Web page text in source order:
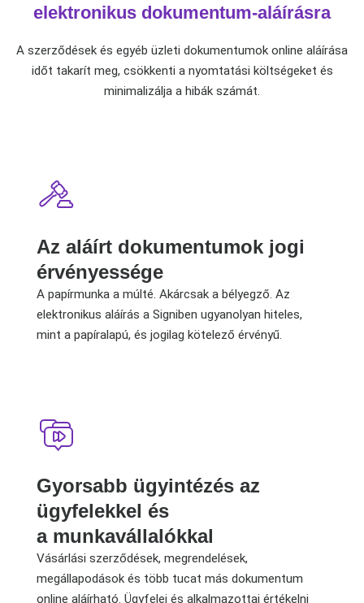
elektronikus dokumentum-aláírásra
A szerződések és egyéb üzleti dokumentumok online aláírása
időt takarít meg, csökkenti a nyomtatási költségeket és
minimalizálja a hibák számát.
Az aláírt dokumentumok jogi
érvényessége
A papírmunka a múlté. Akárcsak a bélyegző. Az
elektronikus aláírás a Signiben ugyanolyan hiteles,
mint a papíralapú, és jogilag kötelező érvényű.
Gyorsabb ügyintézés az
ügyfelekkel és
a munkavállalókkal
Vásárlási szerződések, megrendelések,
megállapodások és több tucat más dokumentum
online aláírható. Ügyfelei és alkalmazottai értékelni